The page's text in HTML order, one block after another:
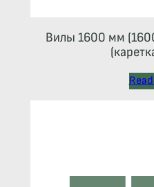
Вилы 1600 мм